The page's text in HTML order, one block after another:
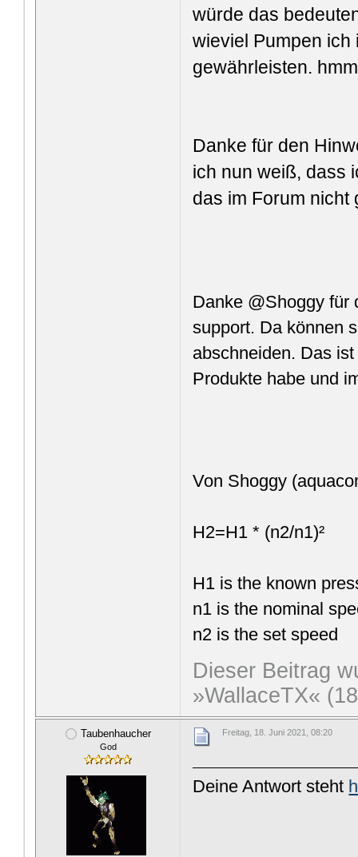
würde das
wieviel Pumpen ich
gewährleisten.
Danke für den
ich nun weiß, dass
das im Forum nicht
Danke @Shoggy
support. Da können
abschneiden. Das
Produkte habe und
Von Shoggy
H2=H1 * (n2/n1)²
H1 is the known
n1 is the nominal
n2 is the set speed
Dieser Beitrag
»WallaceTX«
Taubenhaucher
God
Freitag, 18. Juni 2021, 08:20
Deine Antwort steht